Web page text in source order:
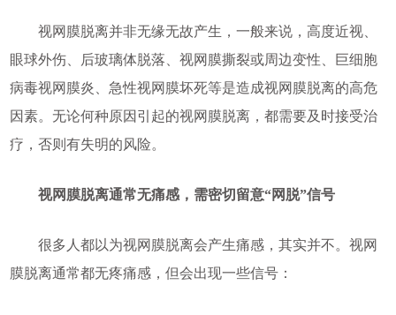
视网膜脱离并非无缘无故产生，一般来说，高度近视、
眼球外伤、后玻璃体脱落、视网膜撕裂或周边变性、巨细胞
病毒视网膜炎、急性视网膜坏死等是造成视网膜脱离的高危
因素。无论何种原因引起的视网膜脱离，都需要及时接受治
疗，否则有失明的风险。
视网膜脱离通常无痛感，需密切留意“网脱”信号
很多人都以为视网膜脱离会产生痛感，其实并不。视网
膜脱离通常都无疼痛感，但会出现一些信号：